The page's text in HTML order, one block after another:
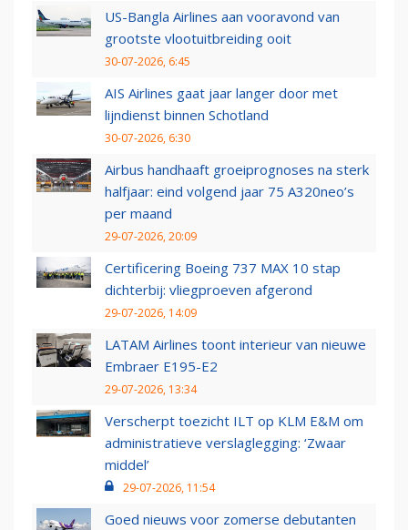
US-Bangla Airlines aan vooravond van
grootste vlootuitbreiding ooit
30-07-2026, 6:45
AIS Airlines gaat jaar langer door met
lijndienst binnen Schotland
30-07-2026, 6:30
Airbus handhaaft groeiprognoses na sterk
halfjaar: eind volgend jaar 75 A320neo’s
per maand
29-07-2026, 20:09
Certificering Boeing 737 MAX 10 stap
dichterbij: vliegproeven afgerond
29-07-2026, 14:09
LATAM Airlines toont interieur van nieuwe
Embraer E195-E2
29-07-2026, 13:34
Verscherpt toezicht ILT op KLM E&M om
administratieve verslaglegging: ‘Zwaar
middel’
29-07-2026, 11:54
Goed nieuws voor zomerse debutanten